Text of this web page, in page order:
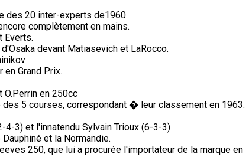
des 20 inter-experts de1960
complètement en mains.
Everts.
devant Matiasevich et LaRocco.
Grand Prix.
O.Perrin en 250cc
des 5 courses, correspondant � leur classement en 1963.
4-3) et l'innatendu Sylvain Trioux (6-3-3)
et la Normandie.
250, que lui a procurée l'importateur de la marque en